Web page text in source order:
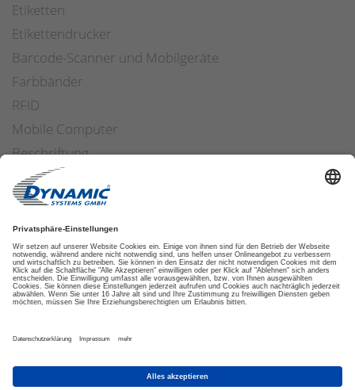
Etiketten
Etikettendrucker
Barcode-Scanner und Mobilgeräte
Farbbänder
RFID
Mobile Computer
Beschriftung
Arbeitssicherheit
Applikatoren
Etiketten Software
ETIKETTENFINDER
DATENSCHUTZ IMPRESSUM